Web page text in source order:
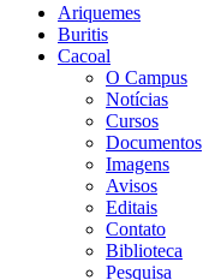
Ariquemes
Buritis
Cacoal
O Campus
Notícias
Cursos
Documentos
Imagens
Avisos
Editais
Contato
Biblioteca
Pesquisa